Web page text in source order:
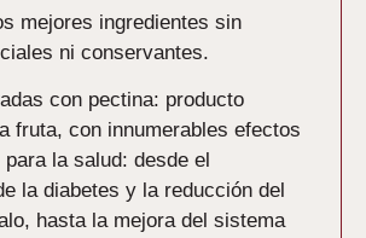
mejores ingredientes sin
ni conservantes.
con pectina: producto
fruta, con innumerables efectos
la salud: desde el
la diabetes y la reducción del
hasta la mejora del sistema